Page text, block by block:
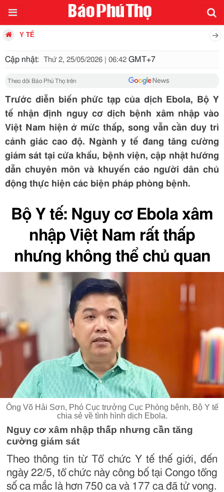
Y TẾ
Cập nhật: Thứ 2, 25/05/2026 | 06:42 GMT+7
Theo dõi Báo Phú Thọ trên
Trước diễn biến phức tạp của dịch Ebola, Bộ Y
tế nhận định nguy cơ dịch bệnh xâm nhập vào
Việt Nam hiện ở mức thấp, song vẫn cần duy trì
cảnh giác cao độ. Ngành y tế đang tăng cường
giám sát tại cửa khẩu, bệnh viện, cập nhật hướng
dẫn chuyên môn và khuyến cáo người dân chủ
động thực hiện các biện pháp phòng bệnh.
Bộ Y tế: Nguy cơ Ebola xâm
nhập Việt Nam rất thấp
nhưng không thể chủ quan
Ông Võ Hải Sơn, Phó Cục trưởng Cục Phòng bệnh, Bộ Y tế
chia sẻ về tình hình dịch Ebola.
Nguy cơ xâm nhập thấp nhưng cần tăng
cường giám sát
Theo thông tin từ Tổ chức Y tế thế giới, đến
ngày 22/5, tổ chức này công bố tại Congo tổng
số ca mắc là hơn 750 ca và 177 ca đã tử vong.